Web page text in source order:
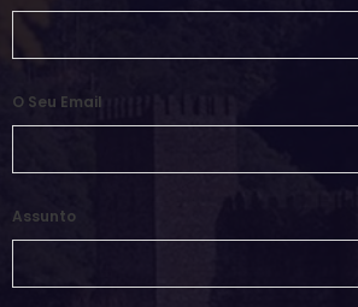
O Seu Email
Assunto